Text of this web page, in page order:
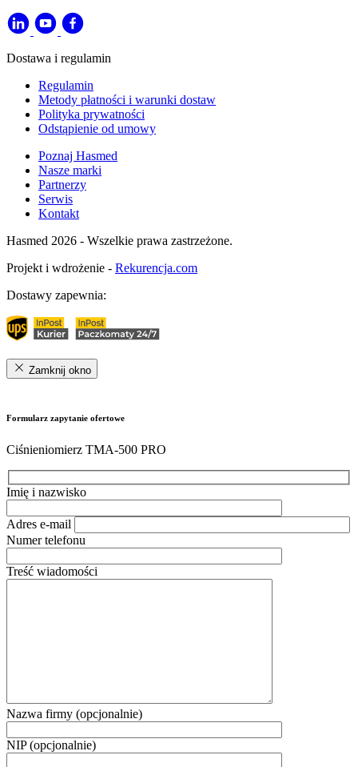
Dostawa i regulamin
Regulamin
Metody płatności i warunki dostaw
Polityka prywatności
Odstąpienie od umowy
Poznaj Hasmed
Nasze marki
Partnerzy
Serwis
Kontakt
Hasmed 2026 - Wszelkie prawa zastrzeżone.
Projekt i wdrożenie - Rekurencja.com
Dostawy zapewnia:
Zamknij okno
Formularz zapytanie ofertowe
Ciśnieniomierz TMA-500 PRO
Imię i nazwisko
Adres e-mail
Numer telefonu
Treść wiadomości
Nazwa firmy (opcjonalnie)
NIP (opcjonalnie)